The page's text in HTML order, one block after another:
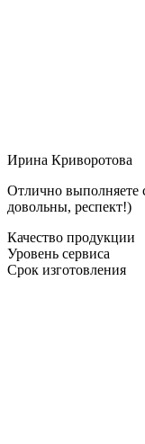
Ирина Криворотова
Отлично выполняете
довольны, респект!)
Качество продукции
Уровень сервиса
Срок изготовления